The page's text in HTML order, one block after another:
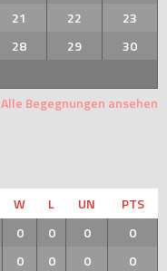
21 22
23
28 29
30
Alle Begegnungen ansehen
W L UN
PTS
0 0 0
0
0 0 0 0